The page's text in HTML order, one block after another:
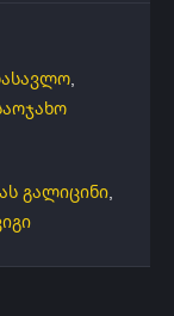
,
გალიცინი,